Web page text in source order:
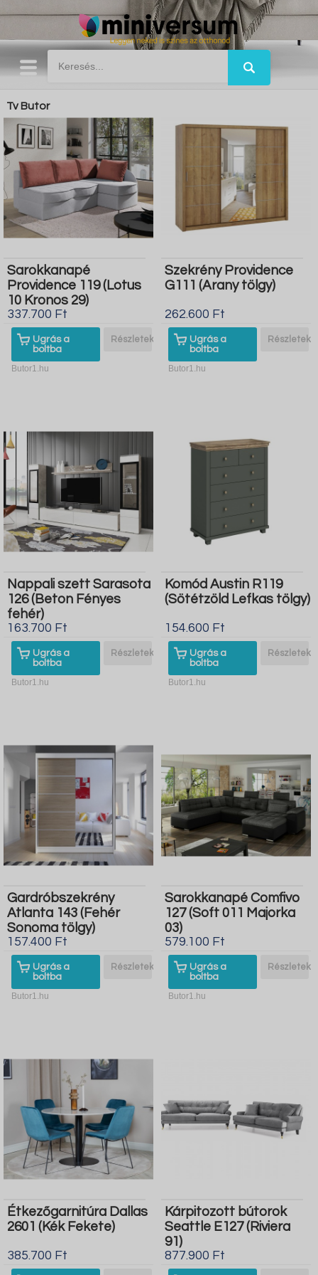
Tv Butor
Sarokkanapé
Providence 119 (Lotus
10 Kronos 29)
337.700 Ft
Ugrás a
boltba
Részletek
Butor1.hu
Szekrény Providence
G111 (Arany tölgy)
262.600 Ft
Ugrás a
boltba
Részletek
Butor1.hu
Nappali szett Sarasota
126 (Beton Fényes
fehér)
163.700 Ft
Ugrás a
boltba
Részletek
Butor1.hu
Komód Austin R119
(Sötétzöld Lefkas tölgy)
154.600 Ft
Ugrás a
boltba
Részletek
Butor1.hu
Gardróbszekrény
Atlanta 143 (Fehér
Sonoma tölgy)
157.400 Ft
Ugrás a
boltba
Részletek
Butor1.hu
Sarokkanapé Comfivo
127 (Soft 011 Majorka
03)
579.100 Ft
Ugrás a
boltba
Részletek
Butor1.hu
Étkezőgarnitúra Dallas
2601 (Kék Fekete)
385.700 Ft
Kárpitozott bútorok
Seattle E127 (Riviera
91)
877.900 Ft